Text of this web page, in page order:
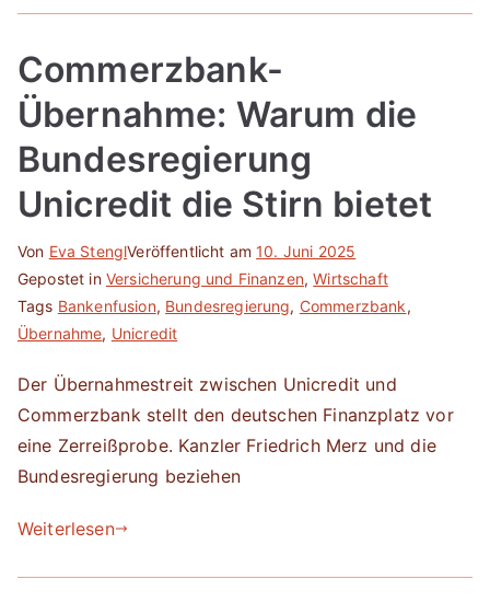
Commerzbank-
Übernahme: Warum die
Bundesregierung
Unicredit die Stirn bietet
Von Eva StenglVeröffentlicht am10. Juni 2025
Gepostet in Versicherung und Finanzen,Wirtschaft
Tags Bankenfusion, Bundesregierung, Commerzbank,
Übernahme, Unicredit
Der Übernahmestreit zwischen Unicredit und
Commerzbank stellt den deutschen Finanzplatz vor
eine Zerreißprobe. Kanzler Friedrich Merz und die
Bundesregierung beziehen
Weiterlesen